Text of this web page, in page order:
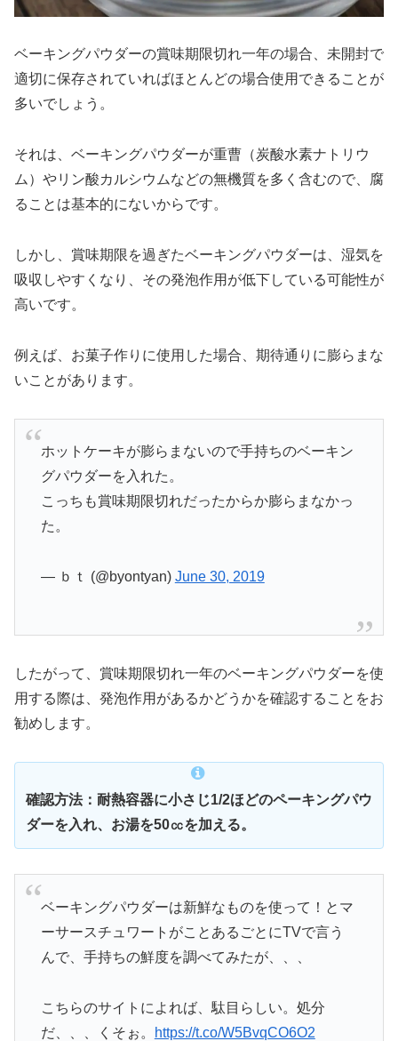
ベーキングパウダーの賞味期限切れ一年の場合、未開封で
適切に保存されていればほとんどの場合使用できることが
多いでしょう。
それは、ベーキングパウダーが重曹（炭酸水素ナトリウ
ム）やリン酸カルシウムなどの無機質を多く含むので、腐
ることは基本的にないからです。
しかし、賞味期限を過ぎたベーキングパウダーは、湿気を
吸収しやすくなり、その発泡作用が低下している可能性が
高いです。
例えば、お菓子作りに使用した場合、期待通りに膨らまな
いことがあります。
ホットケーキが膨らまないので手持ちのベーキン
グパウダーを入れた。
こっちも賞味期限切れだったからか膨らまなかっ
た。
— ｂｔ (@byontyan) June 30, 2019
したがって、賞味期限切れ一年のベーキングパウダーを使
用する際は、発泡作用があるかどうかを確認することをお
勧めします。
確認方法：耐熱容器に小さじ1/2ほどのペーキングパウ
ダーを入れ、お湯を50㏄を加える。
ベーキングパウダーは新鮮なものを使って！とマ
ーサースチュワートがことあるごとにTVで言う
んで、手持ちの鮮度を調べてみたが、、、
こちらのサイトによれば、駄目らしい。処分
だ、、、くそぉ。
https://t.co/W5BvqCO6O2